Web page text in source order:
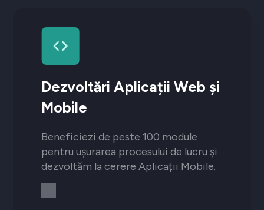
Dezvoltări Aplicații Web și
Mobile
Beneficiezi de peste 100 module
pentru ușurarea procesului de lucru și
dezvoltăm la cerere Aplicații Mobile.